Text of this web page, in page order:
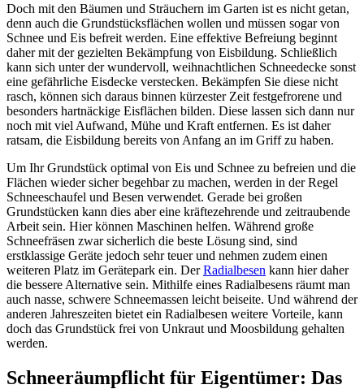
Doch mit den Bäumen und Sträuchern im Garten ist es nicht getan,
denn auch die Grundstücksflächen wollen und müssen sogar von
Schnee und Eis befreit werden. Eine effektive Befreiung beginnt
daher mit der gezielten Bekämpfung von Eisbildung. Schließlich
kann sich unter der wundervoll, weihnachtlichen Schneedecke sonst
eine gefährliche Eisdecke verstecken. Bekämpfen Sie diese nicht
rasch, können sich daraus binnen kürzester Zeit festgefrorene und
besonders hartnäckige Eisflächen bilden. Diese lassen sich dann nur
noch mit viel Aufwand, Mühe und Kraft entfernen. Es ist daher
ratsam, die Eisbildung bereits von Anfang an im Griff zu haben.
Um Ihr Grundstück optimal von Eis und Schnee zu befreien und die
Flächen wieder sicher begehbar zu machen, werden in der Regel
Schneeschaufel und Besen verwendet. Gerade bei großen
Grundstücken kann dies aber eine kräftezehrende und zeitraubende
Arbeit sein. Hier können Maschinen helfen. Während große
Schneefräsen zwar sicherlich die beste Lösung sind, sind
erstklassige Geräte jedoch sehr teuer und nehmen zudem einen
weiteren Platz im Gerätepark ein. DerRadialbesen kann hier daher
die bessere Alternative sein. Mithilfe eines Radialbesens räumt man
auch nasse, schwere Schneemassen leicht beiseite. Und während der
anderen Jahreszeiten bietet ein Radialbesen weitere Vorteile, kann
doch das Grundstück frei von Unkraut und Moosbildung gehalten
werden.
Schneeräumpflicht für Eigentümer: Das